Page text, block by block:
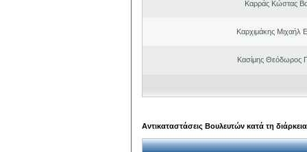
Καρράς Κώστας
Καρχιμάκης Μιχαήλ
Κασίμης Θεόδωρος
Αντικαταστάσεις Βουλευτών κατά τη